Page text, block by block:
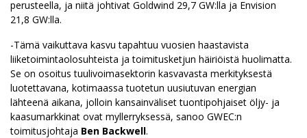
perusteella, ja niitä johtivat Goldwind 29,7 GW:lla ja Envision
21,8 GW:lla.
-Tämä vaikuttava kasvu tapahtuu vuosien haastavista
liiketoimintaolosuhteista ja toimitusketjun häiriöistä huolimatta.
Se on osoitus tuulivoimasektorin kasvavasta merkityksestä
luotettavana, kotimaassa tuotetun uusiutuvan energian
lähteenä aikana, jolloin kansainväliset tuontipohjaiset öljy- ja
kaasumarkkinat ovat myllerryksessä, sanoo GWEC:n
toimitusjohtaja Ben Backwell.